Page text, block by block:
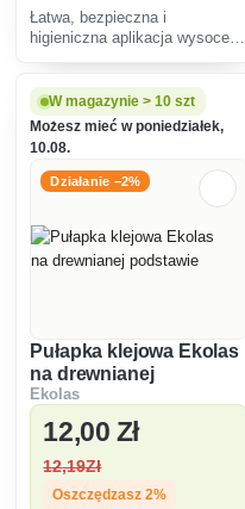
Łatwa, bezpieczna i
higieniczna aplikacja wysoce
myszy, szczurów i
szczurołapów Zamykana
stacja przynętowa,
pomieszc
W magazynie > 10 szt
Możesz mieć w poniedziałek,
10.08.
Działanie −2%
Pułapka klejowa Ekolas
na drewnianej
podstawie
Ekolas
12,00 Zł
12,19Zł
Oszczędzasz 2%